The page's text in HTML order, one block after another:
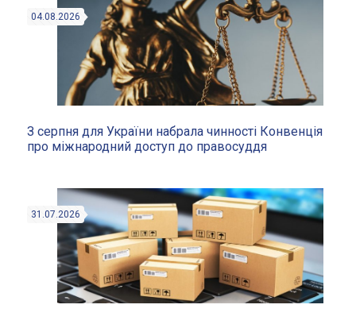
04.08.2026
З серпня для України набрала чинності Конвенція
про міжнародний доступ до правосуддя
31.07.2026